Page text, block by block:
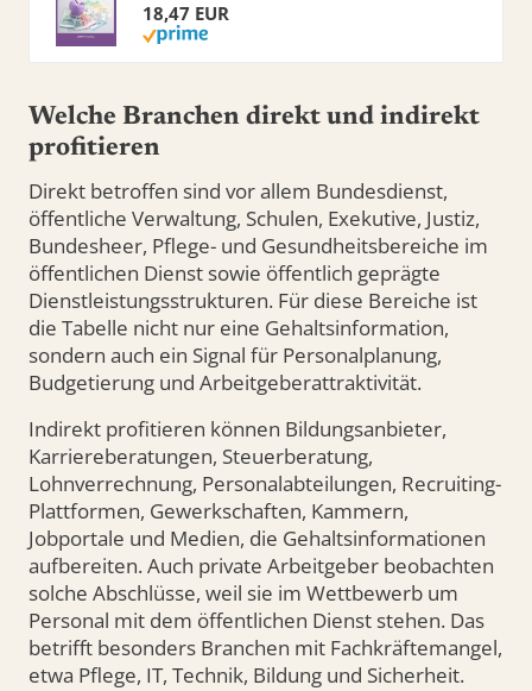
18,47 EUR
Welche Branchen direkt und indirekt
profitieren
Direkt betroffen sind vor allem Bundesdienst,
öffentliche Verwaltung, Schulen, Exekutive, Justiz,
Bundesheer, Pflege- und Gesundheitsbereiche im
öffentlichen Dienst sowie öffentlich geprägte
Dienstleistungsstrukturen. Für diese Bereiche ist
die Tabelle nicht nur eine Gehaltsinformation,
sondern auch ein Signal für Personalplanung,
Budgetierung und Arbeitgeberattraktivität.
Indirekt profitieren können Bildungsanbieter,
Karriereberatungen, Steuerberatung,
Lohnverrechnung, Personalabteilungen, Recruiting-
Plattformen, Gewerkschaften, Kammern,
Jobportale und Medien, die Gehaltsinformationen
aufbereiten. Auch private Arbeitgeber beobachten
solche Abschlüsse, weil sie im Wettbewerb um
Personal mit dem öffentlichen Dienst stehen. Das
betrifft besonders Branchen mit Fachkräftemangel,
etwa Pflege, IT, Technik, Bildung und Sicherheit.